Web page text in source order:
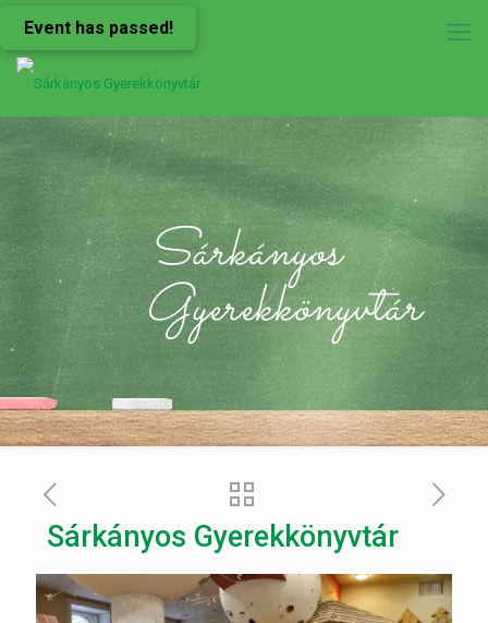
Event has passed!
Sárkányos
Gyerekkönyvtár
Sárkányos Gyerekkönyvtár